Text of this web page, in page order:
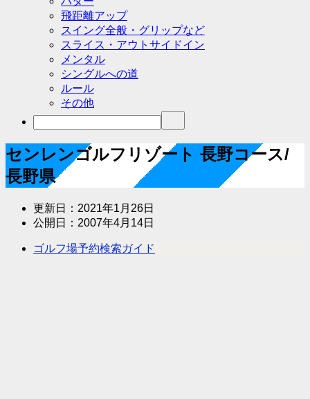
飛距離アップ
スイング全般・グリップなど
スライス・アウトサイドイン
メンタル
シングルへの道
ルール
その他
センレンゴルフリゾート 長野コース/
長野県
更新日： 2021年1月26日
公開日： 2007年4月14日
ゴルフ場予約検索ガイド